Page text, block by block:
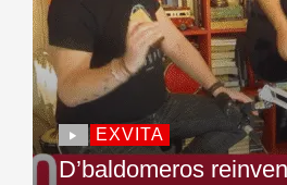
EXVITA
D’baldomeros